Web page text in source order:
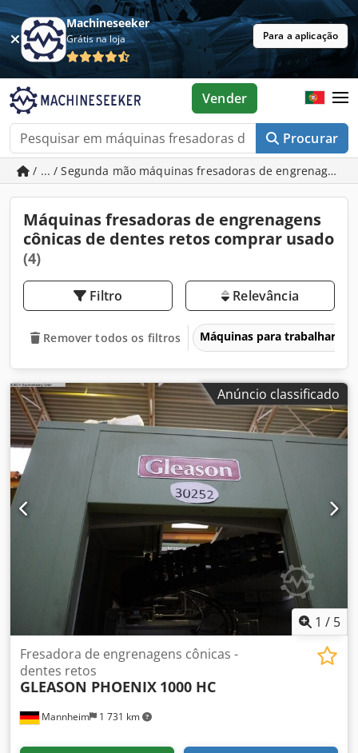
Machineseeker
Grátis na loja Para a aplicação
Procurar
Vender
/ ... / Segunda mão máquinas fresadoras de engrenagens
Máquinas fresadoras de engrenagens
cônicas de dentes retos comprar usado
(4)
Filtro Relevância
Remover todos os filtros Máquinas para trabalhar
Anúncio classificado
1 / 5
Mannheim 1 731 km
Fresadora de engrenagens cônicas -
dentes retos
GLEASON PHOENIX 1000 HC